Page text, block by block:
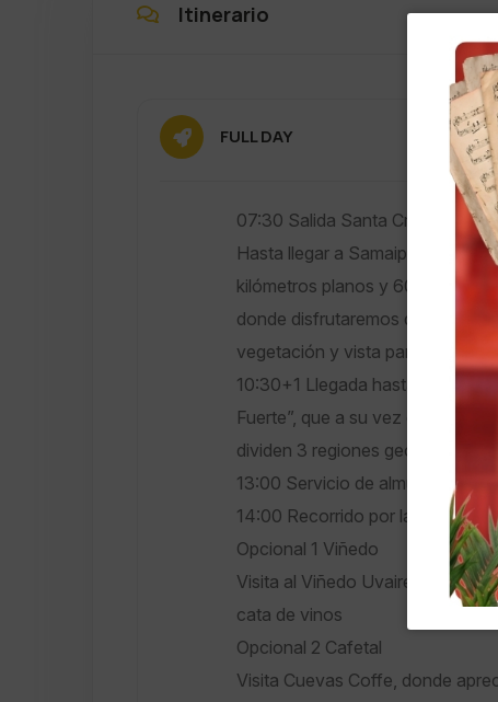
Itinerario
FULL DAY
07:30 Salida Santa Cruz –
Hasta llegar a Samaipata, un
kilómetros planos y 60
donde disfrutaremos del aire
vegetación y vista panorámica.
10:30+1 Llegada hasta la ruina
Fuerte”, que a su vez es un
dividen 3 regiones geográficas:
13:00 Servicio de almuerzo en
14:00 Recorrido por la plaza y
Opcional 1 Viñedo
Visita al Viñedo Uvairenda
cata de vinos
Opcional 2 Cafetal
Visita Cuevas Coffe, donde